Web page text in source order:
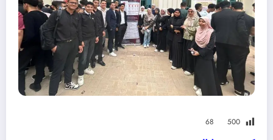
500
68